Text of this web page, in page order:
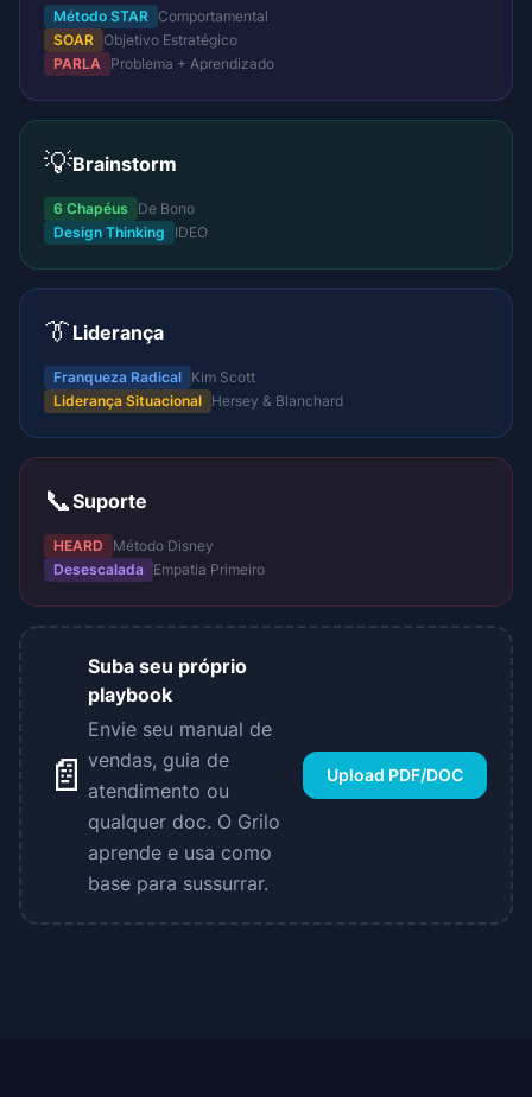
Método STAR Comportamental
SOAR Objetivo Estratégico
PARLA Problema + Aprendizado
💡Brainstorm
6 Chapéus
De Bono
Design Thinking
IDEO
👔 Liderança
Franqueza Radical Kim Scott
Liderança Situacional Hersey & Blanchard
📞Suporte
HEARD
Método Disney
Desescalada Empatia Primeiro
📄
Suba seu próprio
playbook
Envie seu manual de
vendas, guia de
atendimento ou
qualquer doc. O Grilo
aprende e usa como
base para sussurrar.
Upload PDF/DOC